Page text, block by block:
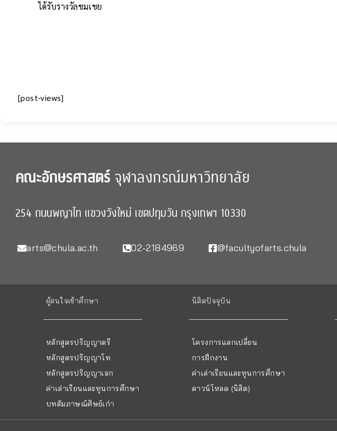
ได้รับรางวัลชมเชย
[post-views]
คณะอักษรศาสตร์จุฬาลงกรณ์มหาวิทยาลัย
254 ถนนพญาไท แขวงวังใหม่ เขตปทุมวัน กรุงเทพฯ 10330
arts@chula.ac.th 02-2184969 @facultyofarts.chula
ผู้สนใจเข้าศึกษา
หลักสูตรปริญญาตรี
หลักสูตรปริญญาโท
หลักสูตรปริญญาเอก
ค่าเล่าเรียนและทุนการศึกษา
บทสัมภาษณ์ศิษย์เก่า
นิสิตปัจจุบัน
โครงการแลกเปลี่ยน
การฝึกงาน
ค่าเล่าเรียนและทุนการศึกษา
ดาวน์โหลด (นิสิต)